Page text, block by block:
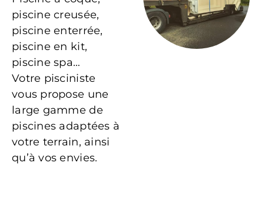
piscine creusée,
piscine enterrée,
piscine en kit,
piscine spa…
Votre pisciniste
vous propose une
large gamme de
piscines adaptées à
votre terrain, ainsi
qu’à vos envies.